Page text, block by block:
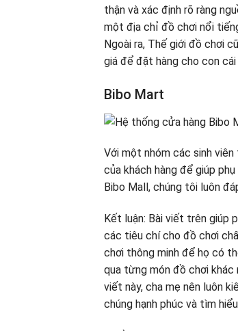
thận và xác định rõ ràng
một địa chỉ đồ chơi nổi
Ngoài ra, Thế giới đồ chơi
giá để đặt hàng cho con cái
Bibo Mart
Với một nhóm các sinh
​​của khách hàng để giúp
Bibo Mall, chúng tôi luôn
Kết luận: Bài viết trên giúp
các tiêu chí cho đồ chơi
chơi thông minh để họ có
qua từng món đồ chơi khác
viết này, cha mẹ nên luôn
chúng hạnh phúc và tìm